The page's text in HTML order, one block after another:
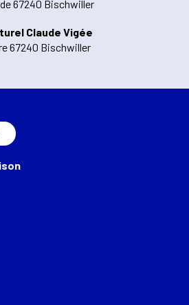
67240 Bischwiller
Claude Vigée
67240 Bischwiller